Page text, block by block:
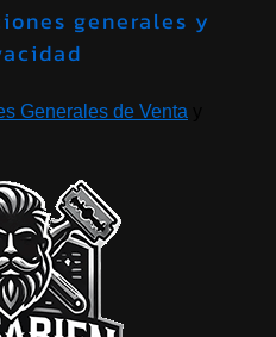
y
Generales de Venta